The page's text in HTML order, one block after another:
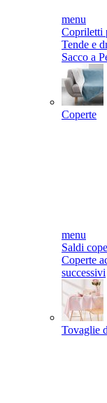
menu
Copriletti
Tende e
Sacco a
Coperte
menu
Saldi
Coperte
successivi
Tovaglie